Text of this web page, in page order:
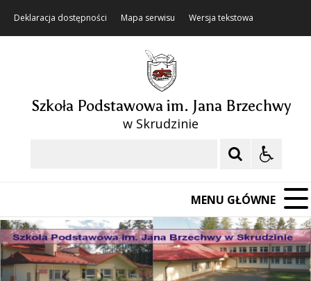
Deklaracja dostępności Mapa serwisu Wersja tekstowa
Szkoła Podstawowa im. Jana Brzechwy
w Skrudzinie
MENU GŁÓWNE
❚❚